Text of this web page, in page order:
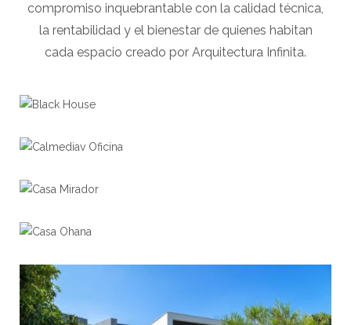
compromiso inquebrantable con la calidad técnica,
la rentabilidad y el bienestar de quienes habitan
cada espacio creado por Arquitectura Infinita.
View portfolio: Black House
View portfolio: Calmediav Oficina
View portfolio: Casa Mirador
View portfolio: Casa Ohana
View portfolio: Casa Wolter
Casa Wolter